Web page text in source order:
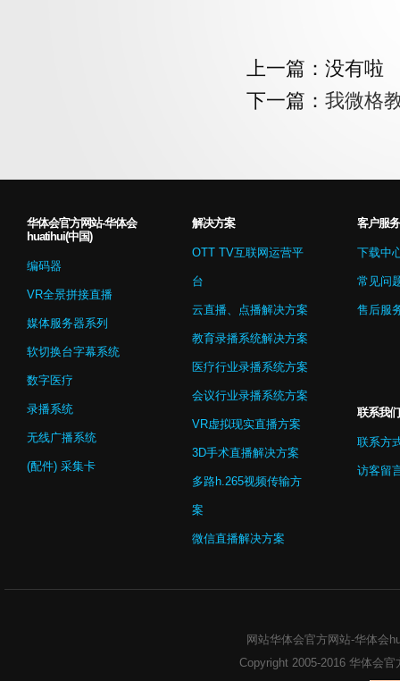
上一篇：没有啦
下一篇： 我微格
华体会官方网站-华体会
huatihui(中国)
编码器
VR全景拼接直播
媒体服务器系列
软切换台字幕系统
数字医疗
录播系统
无线广播系统
(配件) 采集卡
解决方案
OTT TV互联网运营平
台
云直播、点播解决方案
教育录播系统解决方案
医疗行业录播系统方案
会议行业录播系统方案
VR虚拟现实直播方案
3D手术直播解决方案
多路h.265视频传输方
案
微信直播解决方案
客户服务
下载中
常见问
售后服
联系我们
联系方
访客留
网站华体会官方网站-华体会
Copyright 2005-2016 华体会官